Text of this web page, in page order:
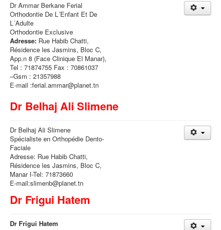
Dr Ammar Berkane Ferial
Orthodontie De L´Enfant Et De
L´Adulte
Orthodontie Exclusive
Adresse: Rue Habib Chatti,
Résidence les Jasmins, Bloc C,
App.n 8 (Face Clinique El Manar),
Tel : 71874755 Fax : 70861037
–Gsm : 21357988
E-mail :ferial.ammar@planet.tn
Dr Belhaj Ali Slimene
Dr Belhaj Ali Slimene
Spécialiste en Orthopédie Dento-
Faciale
Adresse: Rue Habib Chatti,
Résidence les Jasmins, Bloc C,
Manar I-Tel: 71873660
E-mail:slimenb@planet.tn
Dr Frigui Hatem
Dr Frigui Hatem